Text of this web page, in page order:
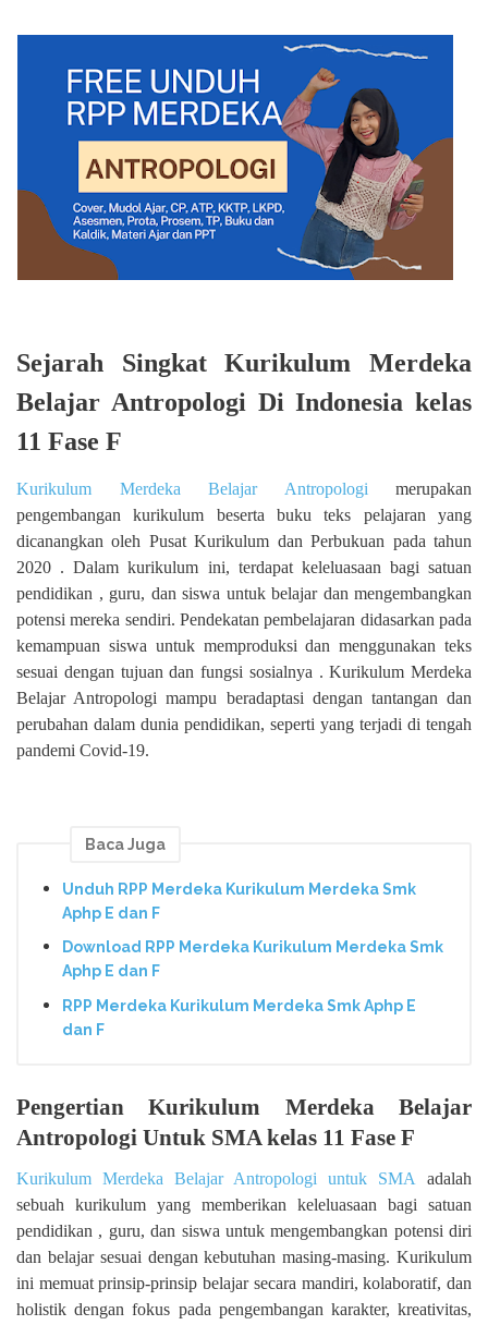
Sejarah Singkat Kurikulum Merdeka
Belajar Antropologi Di Indonesia kelas
11 Fase F
Kurikulum Merdeka Belajar Antropologi merupakan
pengembangan kurikulum beserta buku teks pelajaran yang
dicanangkan oleh Pusat Kurikulum dan Perbukuan pada tahun
2020 . Dalam kurikulum ini, terdapat keleluasaan bagi satuan
pendidikan , guru, dan siswa untuk belajar dan mengembangkan
potensi mereka sendiri. Pendekatan pembelajaran didasarkan pada
kemampuan siswa untuk memproduksi dan menggunakan teks
sesuai dengan tujuan dan fungsi sosialnya . Kurikulum Merdeka
Belajar Antropologi mampu beradaptasi dengan tantangan dan
perubahan dalam dunia pendidikan, seperti yang terjadi di tengah
pandemi Covid-19.
Baca Juga
Unduh RPP Merdeka Kurikulum Merdeka Smk
Aphp E dan F
Download RPP Merdeka Kurikulum Merdeka Smk
Aphp E dan F
RPP Merdeka Kurikulum Merdeka Smk Aphp E
dan F
Pengertian Kurikulum Merdeka Belajar
Antropologi Untuk SMA kelas 11 Fase F
Kurikulum Merdeka Belajar Antropologi untuk SMA
adalah
sebuah kurikulum yang memberikan keleluasaan bagi satuan
pendidikan , guru, dan siswa untuk mengembangkan potensi diri
dan belajar sesuai dengan kebutuhan masing-masing. Kurikulum
ini memuat prinsip-prinsip belajar secara mandiri, kolaboratif, dan
holistik dengan fokus pada pengembangan karakter, kreativitas,